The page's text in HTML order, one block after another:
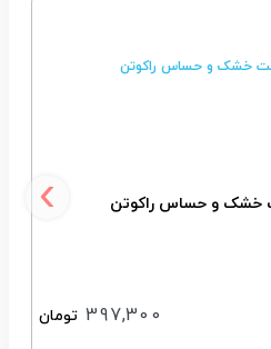
خشک و حساس راکوتن
397,300 تومان
‹